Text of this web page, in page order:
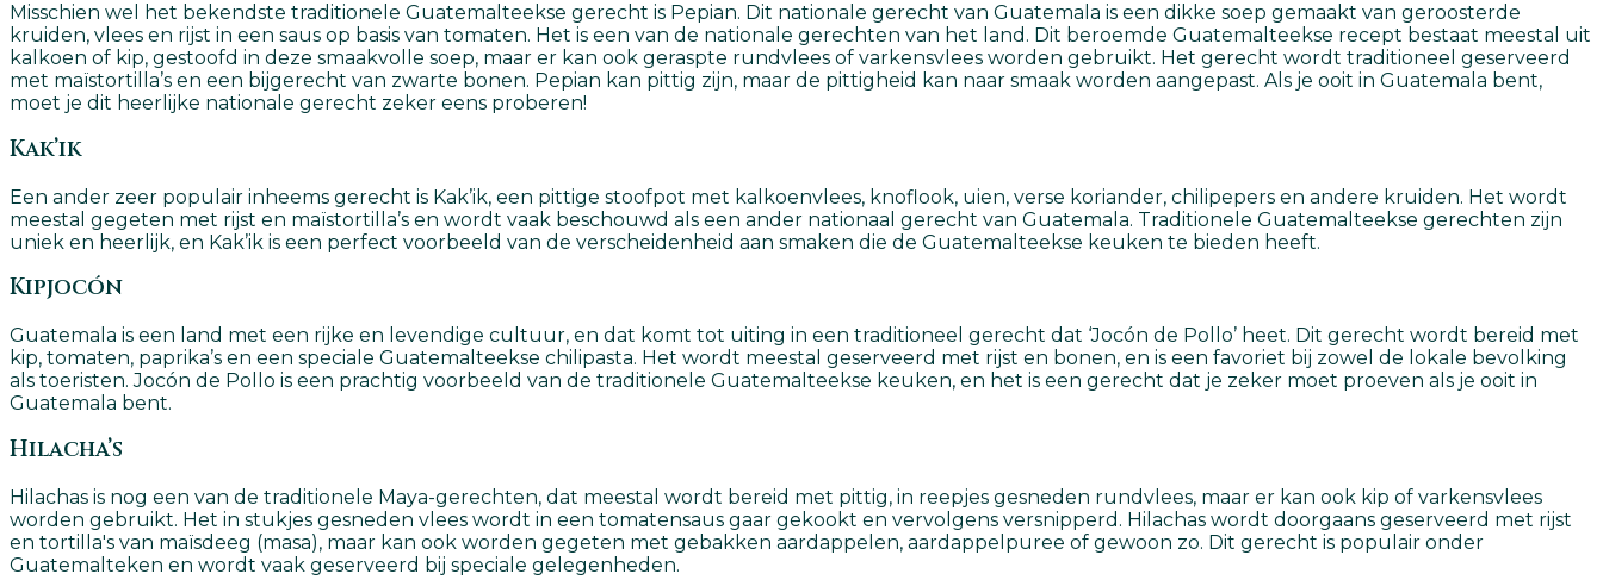
Misschien wel het bekendste traditionele Guatemalteekse gerecht is Pepian. Dit nationale gerecht van Guatemala is een dikke soep gemaakt van geroosterde
kruiden, vlees en rijst in een saus op basis van tomaten. Het is een van de nationale gerechten van het land. Dit beroemde Guatemalteekse recept bestaat meestal uit
kalkoen of kip, gestoofd in deze smaakvolle soep, maar er kan ook geraspte rundvlees of varkensvlees worden gebruikt. Het gerecht wordt traditioneel geserveerd
met maïstortilla’s en een bijgerecht van zwarte bonen. Pepian kan pittig zijn, maar de pittigheid kan naar smaak worden aangepast. Als je ooit in Guatemala bent,
moet je dit heerlijke nationale gerecht zeker eens proberen!
Kak’ik
Een ander zeer populair inheems gerecht is Kak’ik, een pittige stoofpot met kalkoenvlees, knoflook, uien, verse koriander, chilipepers en andere kruiden. Het wordt
meestal gegeten met rijst en maïstortilla’s en wordt vaak beschouwd als een ander nationaal gerecht van Guatemala. Traditionele Guatemalteekse gerechten zijn
uniek en heerlijk, en Kak’ik is een perfect voorbeeld van de verscheidenheid aan smaken die de Guatemalteekse keuken te bieden heeft.
Kipjocón
Guatemala is een land met een rijke en levendige cultuur, en dat komt tot uiting in een traditioneel gerecht dat ‘Jocón de Pollo’ heet. Dit gerecht wordt bereid met
kip, tomaten, paprika’s en een speciale Guatemalteekse chilipasta. Het wordt meestal geserveerd met rijst en bonen, en is een favoriet bij zowel de lokale bevolking
als toeristen. Jocón de Pollo is een prachtig voorbeeld van de traditionele Guatemalteekse keuken, en het is een gerecht dat je zeker moet proeven als je ooit in
Guatemala bent.
Hilacha’s
Hilachas is nog een van de traditionele Maya-gerechten, dat meestal wordt bereid met pittig, in reepjes gesneden rundvlees, maar er kan ook kip of varkensvlees
worden gebruikt. Het in stukjes gesneden vlees wordt in een tomatensaus gaar gekookt en vervolgens versnipperd. Hilachas wordt doorgaans geserveerd met rijst
en tortilla's van maïsdeeg (masa), maar kan ook worden gegeten met gebakken aardappelen, aardappelpuree of gewoon zo. Dit gerecht is populair onder
Guatemalteken en wordt vaak geserveerd bij speciale gelegenheden.